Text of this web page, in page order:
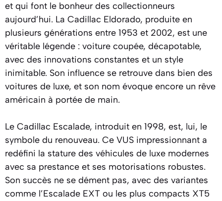
et qui font le bonheur des collectionneurs
aujourd’hui. La Cadillac Eldorado, produite en
plusieurs générations entre 1953 et 2002, est une
véritable légende : voiture coupée, décapotable,
avec des innovations constantes et un style
inimitable. Son influence se retrouve dans bien des
voitures de luxe, et son nom évoque encore un rêve
américain à portée de main.
Le Cadillac Escalade, introduit en 1998, est, lui, le
symbole du renouveau. Ce VUS impressionnant a
redéfini la stature des véhicules de luxe modernes
avec sa prestance et ses motorisations robustes.
Son succès ne se dément pas, avec des variantes
comme l’Escalade EXT ou les plus compacts XT5